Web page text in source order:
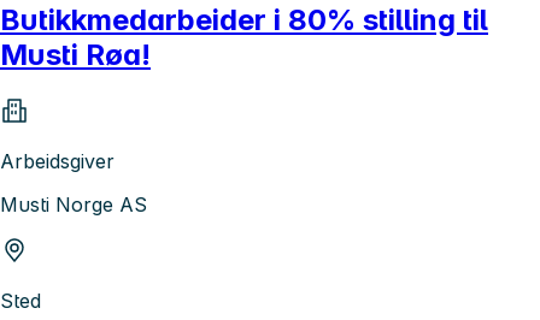
Butikkmedarbeider i 80% stilling til
Musti Røa!
Arbeidsgiver
Musti Norge AS
Sted